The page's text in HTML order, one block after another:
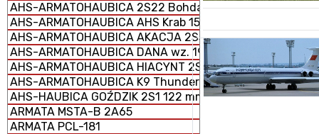
AHS-ARMATOHAUBICA 2S22 Bohdana 155 mm
AHS-ARMATOHAUBICA AHS Krab 155 mm samobieżna
AHS-ARMATOHAUBICA AKACJA 2S3M 152 mm
AHS-ARMATOHAUBICA DANA wz. 1977 152 mm
AHS-ARMATOHAUBICA HIACYNT 2S5 152 mm samobieżna
AHS-ARMATOHAUBICA K9 Thunder 155 mm samobieżna
AHS-HAUBICA GOŹDZIK 2S1 122 mm samobieżna
ARMATA MSTA-B 2A65
ARMATA PCL-181